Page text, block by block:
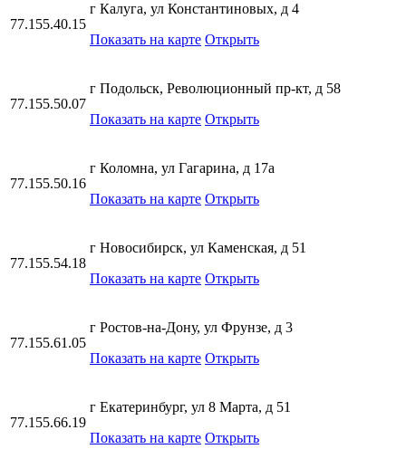
77.155.40.15
г Калуга, ул Константиновых, д 4
Показать на карте Открыть
77.155.50.07
г Подольск, Революционный пр-кт, д 58
Показать на карте Открыть
77.155.50.16
г Коломна, ул Гагарина, д 17а
Показать на карте Открыть
77.155.54.18
г Новосибирск, ул Каменская, д 51
Показать на карте Открыть
77.155.61.05
г Ростов-на-Дону, ул Фрунзе, д 3
Показать на карте Открыть
77.155.66.19
г Екатеринбург, ул 8 Марта, д 51
Показать на карте Открыть